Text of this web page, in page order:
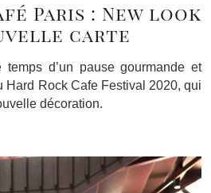
Paris : New look
carte
temps d’un pause gourmande et
Hard Rock Cafe Festival 2020, qui
décoration.